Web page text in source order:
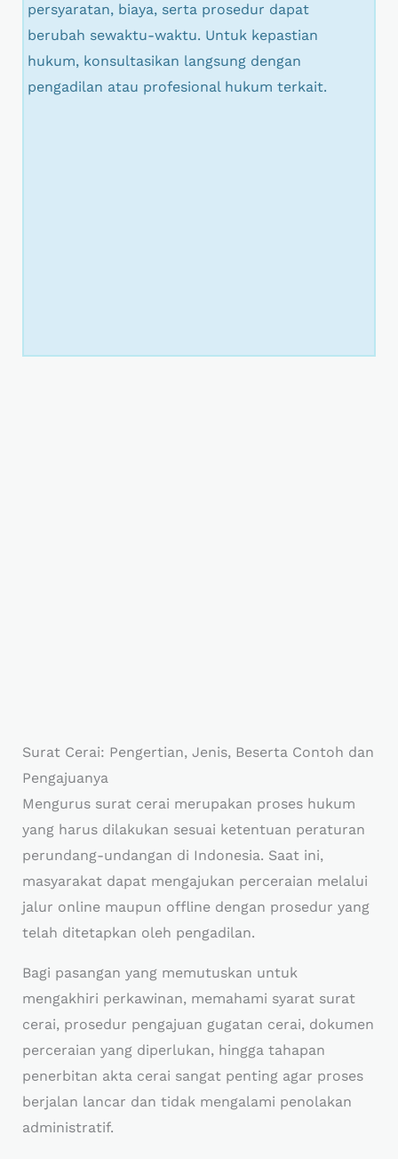
persyaratan, biaya, serta prosedur dapat
berubah sewaktu-waktu. Untuk kepastian
hukum, konsultasikan langsung dengan
pengadilan atau profesional hukum terkait.
Surat Cerai: Pengertian, Jenis, Beserta Contoh dan
Pengajuanya
Mengurus surat cerai merupakan proses hukum
yang harus dilakukan sesuai ketentuan peraturan
perundang-undangan di Indonesia. Saat ini,
masyarakat dapat mengajukan perceraian melalui
jalur online maupun offline dengan prosedur yang
telah ditetapkan oleh pengadilan.
Bagi pasangan yang memutuskan untuk
mengakhiri perkawinan, memahami syarat surat
cerai, prosedur pengajuan gugatan cerai, dokumen
perceraian yang diperlukan, hingga tahapan
penerbitan akta cerai sangat penting agar proses
berjalan lancar dan tidak mengalami penolakan
administratif.